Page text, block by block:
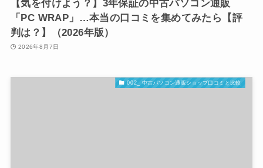
【気を付けよう？】3年保証の中古パソコン通販
「PC WRAP」…本当の口コミを集めてみたら【評
判は？】（2026年版）
2026年8月7日
002_ 中古パソコン通販ショップ口コミと比較